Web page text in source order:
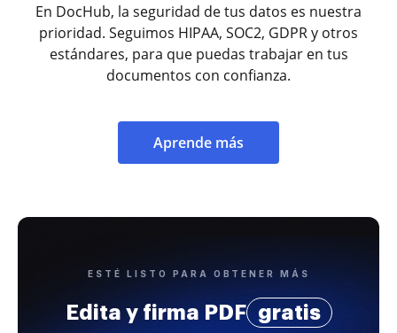
En DocHub, la seguridad de tus datos es nuestra
prioridad. Seguimos HIPAA, SOC2, GDPR y otros
estándares, para que puedas trabajar en tus
documentos con confianza.
Aprende más
ESTÉ LISTO PARA OBTENER MÁS
Edita y firma PDF gratis